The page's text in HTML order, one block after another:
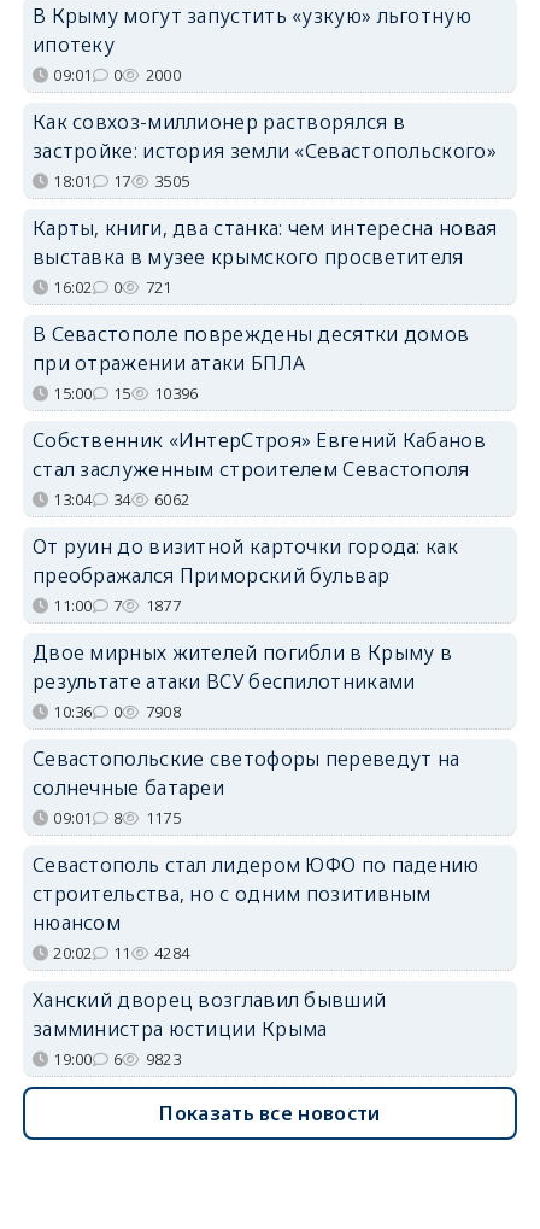
В Крыму могут запустить «узкую» льготную
ипотеку
09:01 0 2000
Как совхоз-миллионер растворялся в
застройке: история земли «Севастопольского»
18:01 17 3505
Карты, книги, два станка: чем интересна новая
выставка в музее крымского просветителя
16:02 0 721
В Севастополе повреждены десятки домов
при отражении атаки БПЛА
15:00 15 10396
Собственник «ИнтерСтроя» Евгений Кабанов
стал заслуженным строителем Севастополя
13:04 34 6062
От руин до визитной карточки города: как
преображался Приморский бульвар
11:00 7 1877
Двое мирных жителей погибли в Крыму в
результате атаки ВСУ беспилотниками
10:36 0 7908
Севастопольские светофоры переведут на
солнечные батареи
09:01 8 1175
Севастополь стал лидером ЮФО по падению
строительства, но с одним позитивным
нюансом
20:02 11 4284
Ханский дворец возглавил бывший
замминистра юстиции Крыма
19:00 6 9823
Показать все новости